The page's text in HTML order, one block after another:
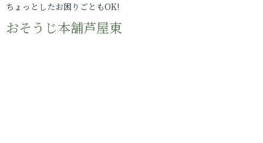
ちょっとしたお困りごともOK!
おそうじ本舗芦屋東